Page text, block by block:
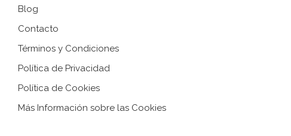
Blog
Contacto
Términos y Condiciones
Política de Privacidad
Política de Cookies
Más Información sobre las Cookies